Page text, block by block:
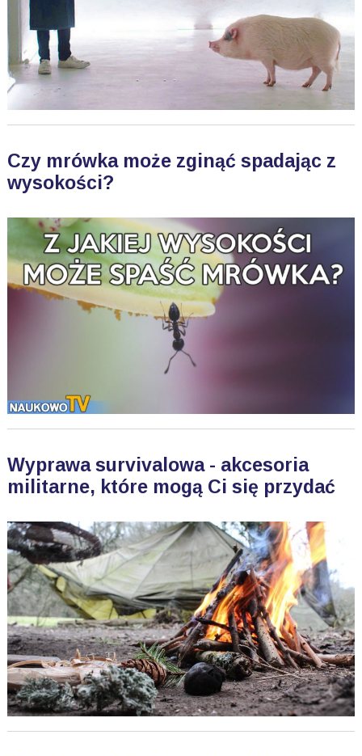
Czy mrówka może zginąć spadając z
wysokości?
Wyprawa survivalowa - akcesoria
militarne, które mogą Ci się przydać